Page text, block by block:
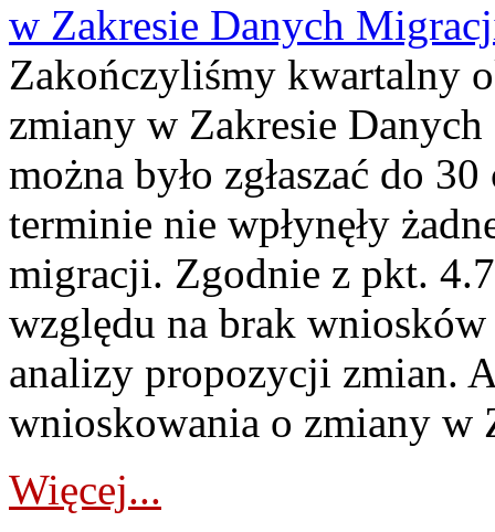
w Zakresie Danych
Zakończyliśmy kwartalny
zmiany w Zakresie
można było zgłaszać do
terminie nie wpłynęły
migracji. Zgodnie z pkt.
względu na brak
analizy propozycji zmian.
wnioskowania o zmiany w
Więcej...